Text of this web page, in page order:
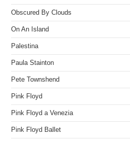
Obscured By Clouds
On An Island
Palestina
Paula Stainton
Pete Townshend
Pink Floyd
Pink Floyd a Venezia
Pink Floyd Ballet